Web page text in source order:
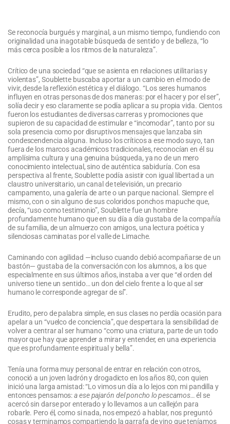
Se reconocía burgués y marginal, a un mismo tiempo, fundiendo con
originalidad una inagotable búsqueda de sentido y de belleza, “lo
más cerca posible a los ritmos de la naturaleza”.
Crítico de una sociedad “que se asienta en relaciones utilitarias y
violentas”, Soublette buscaba aportar a un cambio en el modo de
vivir, desde la reflexión estética y el diálogo. “Los seres humanos
influyen en otras personas de dos maneras: por el hacer y por el ser”,
solía decir y eso claramente se podía aplicar a su propia vida. Cientos
fueron los estudiantes de diversas carreras y promociones que
supieron de su capacidad de estimular e “incomodar”, tanto por su
sola presencia como por disruptivos mensajes que lanzaba sin
condescendencia alguna. Incluso los críticos a ese modo suyo, tan
fuera de los marcos académicos tradicionales, reconocían en él su
amplísima cultura y una genuina búsqueda, ya no de un mero
conocimiento intelectual, sino de auténtica sabiduría. Con esa
perspectiva al frente, Soublette podía asistir con igual libertad a un
claustro universitario, un canal de televisión, un precario
campamento, una galería de arte o un parque nacional. Siempre el
mismo, con o sin alguno de sus coloridos ponchos mapuche que,
decía, “uso como testimonio”, Soublette fue un hombre
profundamente humano que en su día a día gustaba de la compañía
de su familia, de un almuerzo con amigos, una lectura poética y
silenciosas caminatas por el valle de Limache.
Caminando con agilidad —incluso cuando debió acompañarse de un
bastón— gustaba de la conversación con los alumnos, a los que
especialmente en sus últimos años, instaba a ver que “el orden del
universo tiene un sentido… un don del cielo frente a lo que al ser
humano le corresponde agregar de sí”.
Erudito, pero de palabra simple, en sus clases no perdía ocasión para
apelar a un “vuelco de conciencia”, que despertara la sensibilidad de
volver a centrar al ser humano “como una criatura, parte de un todo
mayor que hay que aprender a mirar y entender, en una experiencia
que es profundamente espiritual y bella”.
Tenía una forma muy personal de entrar en relación con otros,
conoció a un joven ladrón y drogadicto en los años 80, con quien
inició una larga amistad: “Lo vimos un día a lo lejos con mi pandilla y
entonces pensamos:a ese pajarón del poncho lo pescamos… él se
acercó sin darse por enterado y lo llevamos a un callejón para
robarle. Pero él, como si nada, nos empezó a hablar, nos preguntó
cosas y terminamos compartiendo la garrafa de vino que teníamos